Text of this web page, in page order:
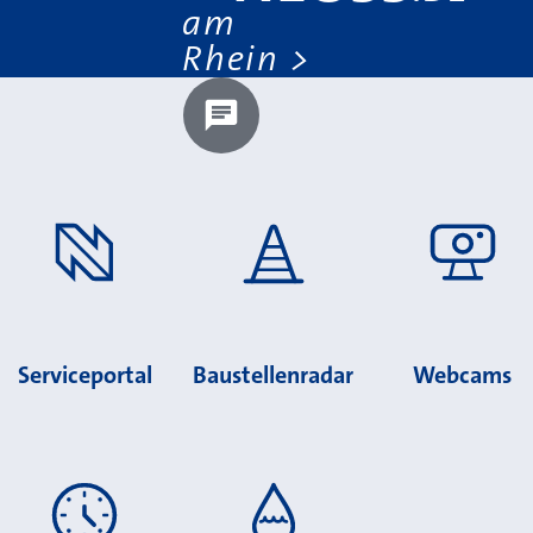
am
Rhein
Chatbot laden?
Serviceportal Baustellenradar Webcams